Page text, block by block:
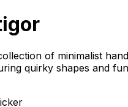
of minimalist
quirky shapes and